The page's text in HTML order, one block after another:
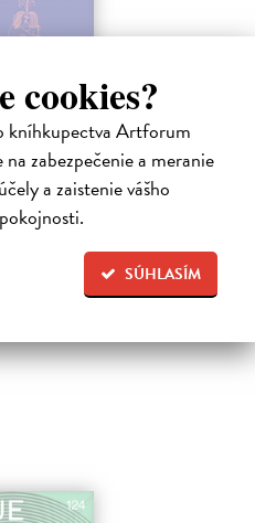
cookies?
kníhkupectva Artforum
zabezpečenie a meranie
a zaistenie vášho
SÚHLASÍM
humanitním vědám (blue
jejích podobách – od moří a
Z vody vzešel život a proměna